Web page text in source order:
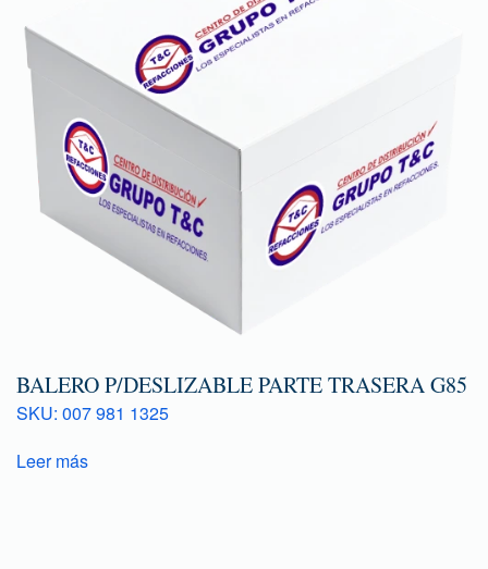
BALERO P/DESLIZABLE PARTE TRASERA G85
SKU: 007 981 1325
Leer más